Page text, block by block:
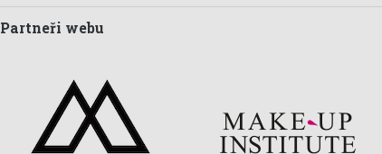
Partneři webu